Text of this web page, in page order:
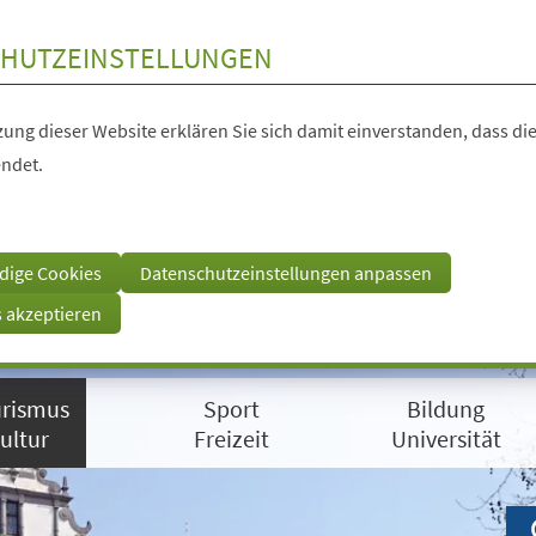
dieser Website erklären Sie sich damit einverstanden, dass
Cookies
Datenschutzeinstellungen anpassen
akzeptieren
Sport
Freizeit
Bildung
Universität